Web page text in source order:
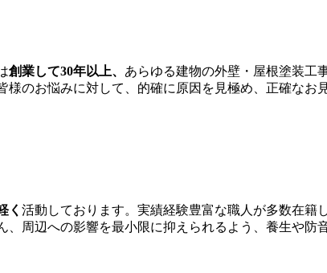
創業して30年以上、 あらゆる建物の外壁・屋根塗装工
のお悩みに対して、的確に原因を見極め、正確なお
く 活動しております。実績経験豊富な職人が多数在籍
、周辺への影響を最小限に抑えられるよう、養生や